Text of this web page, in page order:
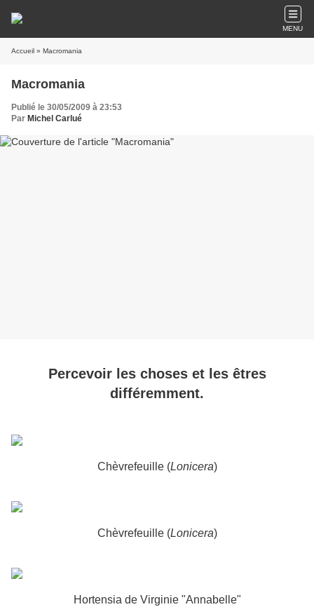
MENU
Accueil » Macromania
Macromania
Publié le 30/05/2009 à 23:53
Par Michel Carlué
Percevoir les choses et les êtres
différemment.
Chèvrefeuille (Lonicera)
Chèvrefeuille (Lonicera)
Hortensia de Virginie "Annabelle"